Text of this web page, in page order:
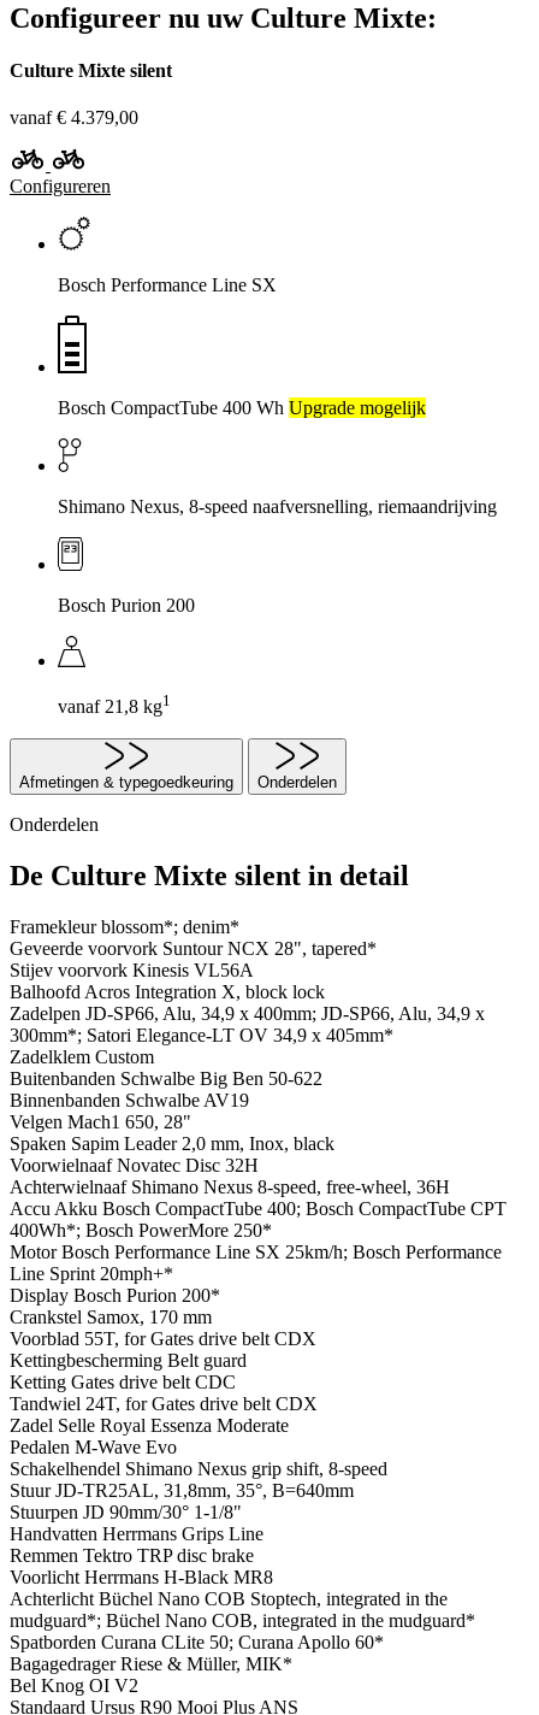
Configureer nu uw Culture Mixte:
Culture Mixte silent
vanaf € 4.379,00
Configureren
Bosch Performance Line SX
Bosch CompactTube 400 Wh Upgrade mogelijk
Shimano Nexus, 8-speed naafversnelling, riemaandrijving
Bosch Purion 200
vanaf 21,8 kg1
Afmetingen & typegoedkeuring Onderdelen
Onderdelen
De Culture Mixte silent in detail
Framekleurblossom*; denim*
Geveerde voorvork Suntour NCX 28", tapered*
Stijev voorvork Kinesis VL56A
Balhoofd Acros Integration X, block lock
Zadelpen JD-SP66, Alu, 34,9 x 400mm; JD-SP66, Alu, 34,9 x
300mm*; Satori Elegance-LT OV 34,9 x 405mm*
Zadelklem Custom
Buitenbanden Schwalbe Big Ben 50-622
Binnenbanden Schwalbe AV19
Velgen Mach1 650, 28"
Spaken Sapim Leader 2,0 mm, Inox, black
VoorwielnaafNovatec Disc 32H
Achterwielnaaf Shimano Nexus 8-speed, free-wheel, 36H
Accu Akku Bosch CompactTube 400; Bosch CompactTube CPT
400Wh*; Bosch PowerMore 250*
MotorBosch Performance Line SX 25km/h; Bosch Performance
Line Sprint 20mph+*
Display Bosch Purion 200*
Crankstel Samox, 170 mm
Voorblad 55T, for Gates drive belt CDX
Kettingbescherming Belt guard
Ketting Gates drive belt CDC
Tandwiel 24T, for Gates drive belt CDX
Zadel Selle Royal Essenza Moderate
Pedalen M-Wave Evo
Schakelhendel Shimano Nexus grip shift, 8-speed
StuurJD-TR25AL, 31,8mm, 35°, B=640mm
Stuurpen JD 90mm/30° 1-1/8"
Handvatten Herrmans Grips Line
Remmen Tektro TRP disc brake
Voorlicht Herrmans H-Black MR8
Achterlicht Büchel Nano COB Stoptech, integrated in the
mudguard*; Büchel Nano COB, integrated in the mudguard*
Spatborden Curana CLite 50; Curana Apollo 60*
BagagedragerRiese & Müller, MIK*
Bel Knog OI V2
Standaard Ursus R90 Mooi Plus ANS